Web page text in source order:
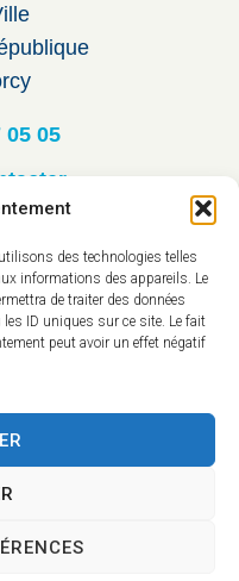
des technologies telles
informations des appareils. Le
de traiter des données
ID uniques sur ce site. Le fait
peut avoir un effet négatif
05 05
: